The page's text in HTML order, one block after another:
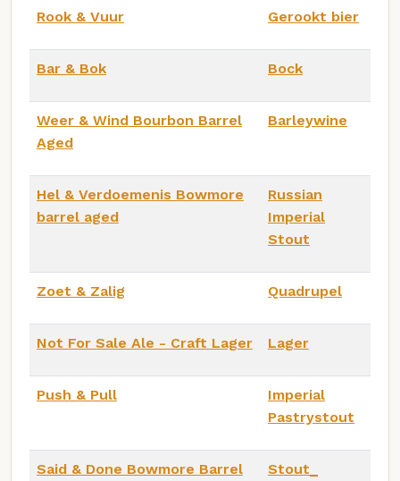
Rook & Vuur Gerookt bier
Bar & Bok Bock
Weer & Wind Bourbon Barrel
Aged
Barleywine
Hel & Verdoemenis Bowmore
barrel aged
Russian
Imperial
Stout
Zoet & Zalig Quadrupel
Not For Sale Ale - Craft Lager Lager
Push & Pull
Imperial
Pastrystout
Said & Done Bowmore Barrel
Stout_